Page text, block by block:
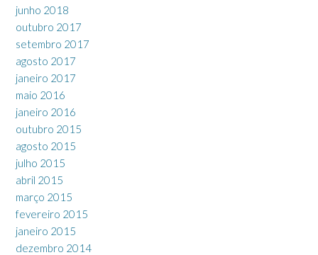
junho 2018
outubro 2017
setembro 2017
agosto 2017
janeiro 2017
maio 2016
janeiro 2016
outubro 2015
agosto 2015
julho 2015
abril 2015
março 2015
fevereiro 2015
janeiro 2015
dezembro 2014